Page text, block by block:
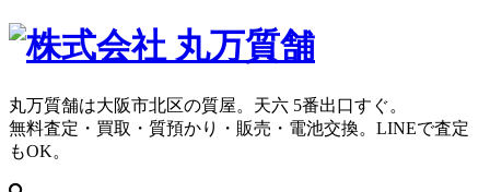
丸万質舗は大阪市北区の質屋。天六 5番出口すぐ。
無料査定・買取・質預かり・販売・電池交換。LINEで査定
もOK。